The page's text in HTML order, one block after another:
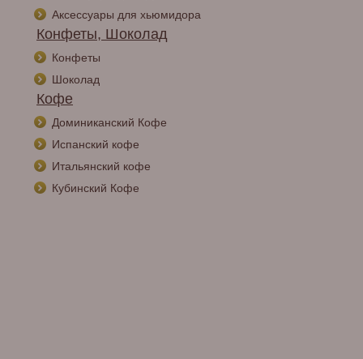
Аксессуары для хьюмидора
Конфеты, Шоколад
Конфеты
Шоколад
Кофе
Доминиканский Кофе
Испанский кофе
Итальянский кофе
Кубинский Кофе